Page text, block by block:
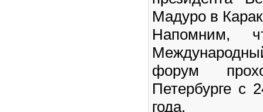
Мадуро в
Напомним,
форум
Петербурге с
года.